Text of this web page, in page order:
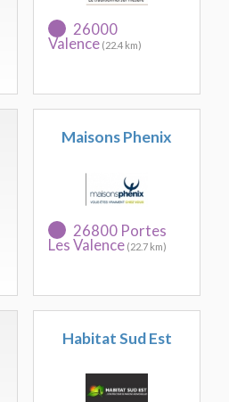
26000
Valence (22.4 km)
Maisons Phenix
26800 Portes
Les Valence (22.7 km)
Habitat Sud Est